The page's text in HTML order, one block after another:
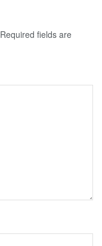
Required fields are